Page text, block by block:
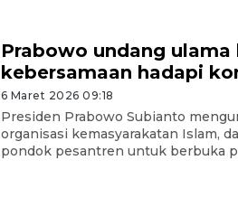
Prabowo undang ulama
kebersamaan hadapi
6 Maret 2026 09:18
Presiden Prabowo Subianto
organisasi kemasyarakatan Islam,
pondok pesantren untuk berbuka